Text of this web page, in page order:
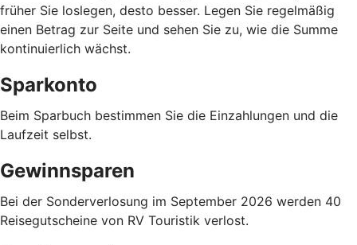
früher Sie loslegen, desto besser. Legen Sie regelmäßig
einen Betrag zur Seite und sehen Sie zu, wie die Summe
kontinuierlich wächst.
Sparkonto
Beim Sparbuch bestimmen Sie die Einzahlungen und die
Laufzeit selbst.
Gewinnsparen
Bei der Sonderverlosung im September 2026 werden 40
Reisegutscheine von RV Touristik verlost.